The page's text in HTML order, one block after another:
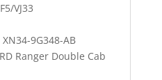
VJ33
9G348-AB
Ranger Double Cab